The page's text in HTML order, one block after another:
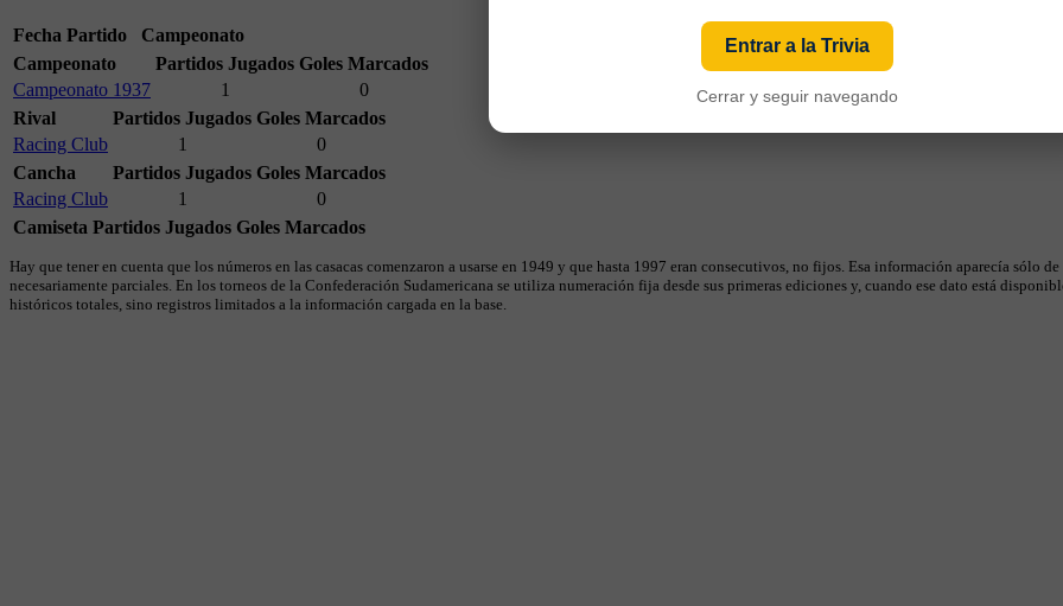
Fecha Partido
Campeonato
Campeonato
Partidos Jugados Goles Marcados
Campeonato 1937
1
0
Rival
Partidos Jugados Goles Marcados
Racing Club
1
0
Cancha
Partidos Jugados Goles Marcados
Racing Club
1
0
Camiseta Partidos Jugados Goles Marcados
Hay que tener en cuenta que los números en las casacas comenzaron a usarse en 1949 y que hasta 1997 eran consecutivos, no fijos. Esa información aparecía sólo
necesariamente parciales. En los torneos de la Confederación Sudamericana se utiliza numeración fija desde sus primeras ediciones y, cuando ese dato está
históricos totales, sino registros limitados a la información cargada en la base.
Entrar a la Trivia
Cerrar y seguir navegando